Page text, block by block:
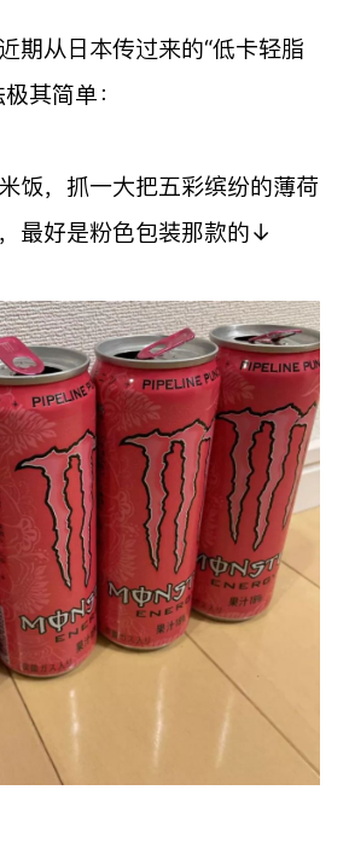
期从日本传过来的“低卡轻脂
其简单：
饭，抓一大把五彩缤纷的薄荷
最好是粉色包装那款的↓